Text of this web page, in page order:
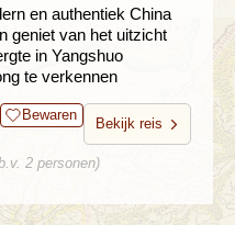
en authentiek China
geniet van het uitzicht
in Yangshuo
te verkennen
Bewaren
Bekijk reis
2 personen)